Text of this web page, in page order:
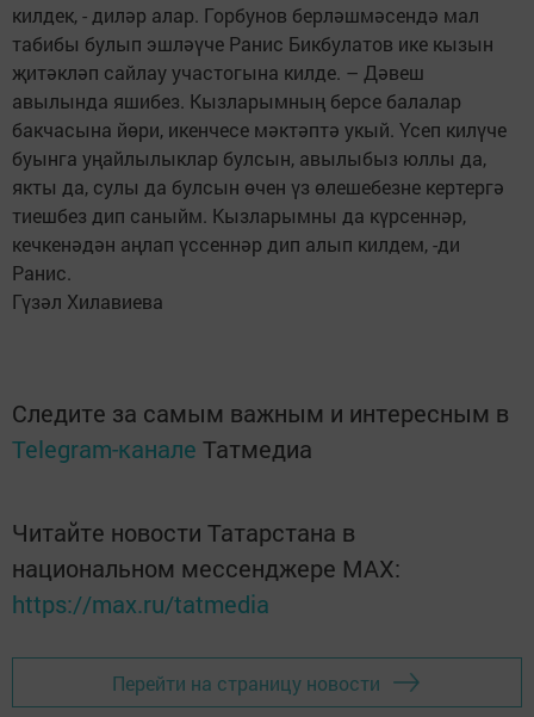
килдек, - диләр алар. Горбунов берләшмәсендә мал
табибы булып эшләүче Ранис Бикбулатов ике кызын
җитәкләп сайлау участогына килде. – Дәвеш
авылында яшибез. Кызларымның берсе балалар
бакчасына йөри, икенчесе мәктәптә укый. Үсеп килүче
буынга уңайлылыклар булсын, авылыбыз юллы да,
якты да, сулы да булсын өчен үз өлешебезне кертергә
тиешбез дип саныйм. Кызларымны да күрсеннәр,
кечкенәдән аңлап үссеннәр дип алып килдем, -ди
Ранис.
Гүзәл Хилавиева
Следите за самым важным и интересным в
Telegram-канале Татмедиа
Читайте новости Татарстана в
национальном мессенджере MАХ:
https://max.ru/tatmedia
Перейти на страницу новости